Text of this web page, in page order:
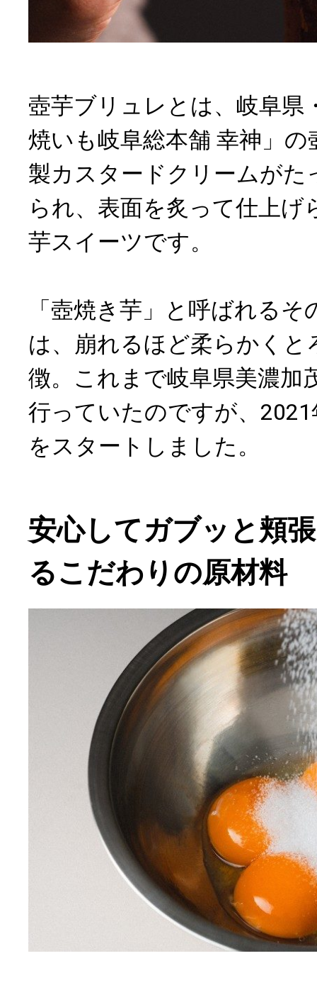
壺芋ブリュレとは、岐阜県
焼いも岐阜総本舗 幸神」
製カスタードクリームがた
られ、表面を炙って仕上げ
芋スイーツです。
「壺焼き芋」と呼ばれる
は、崩れるほど柔らかくと
徴。これまで岐阜県美濃加
行っていたのですが、
をスタートしました。
安心してガブッと頬
るこだわりの原材料